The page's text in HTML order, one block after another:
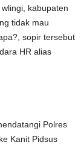
kabupaten
tidak mau
sopir tersebut
HR alias
Polres
Kanit Pidsus